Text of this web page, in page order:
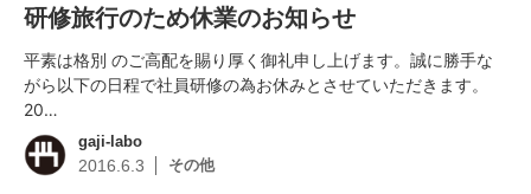
研修旅行のため休業のお知らせ
平素は格別 のご高配を賜り厚く御礼申し上げます。誠に勝手な
がら以下の日程で社員研修の為お休みとさせていただきます。
20…
gaji-labo
2016.6.3 その他